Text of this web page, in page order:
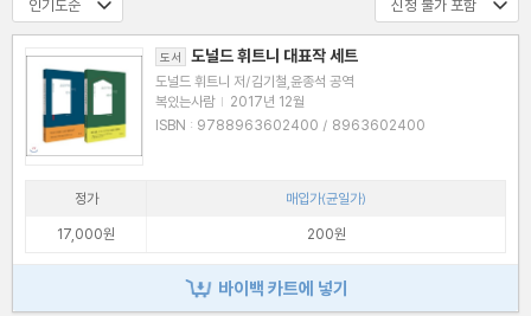
도서 도널드 휘트니 대표작 세트
도널드 휘트니 저/김기철,윤종석 공역
복있는사람 | 2017년 12월
ISBN : 9788963602400 / 8963602400
정가
매입가(균일가)
17,000원
200원
바이백 카트에 넣기